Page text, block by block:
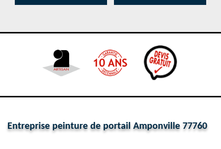
Entreprise peinture de portail Amponville 77760